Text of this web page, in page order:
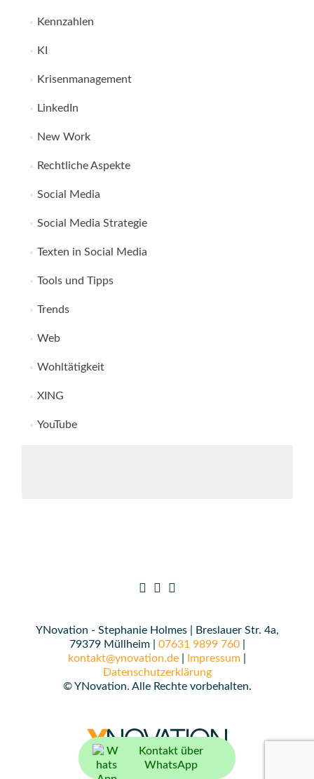
Kennzahlen
KI
Krisenmanagement
LinkedIn
New Work
Rechtliche Aspekte
Social Media
Social Media Strategie
Texten in Social Media
Tools und Tipps
Trends
Web
Wohltätigkeit
XING
YouTube
YNovation - Stephanie Holmes | Breslauer Str. 4a,
79379 Müllheim | 07631 9899 760|
kontakt@ynovation.de
Impressum
Datenschutzerklärung
© YNovation. Alle Rechte vorbehalten.
Kontakt über
WhatsApp